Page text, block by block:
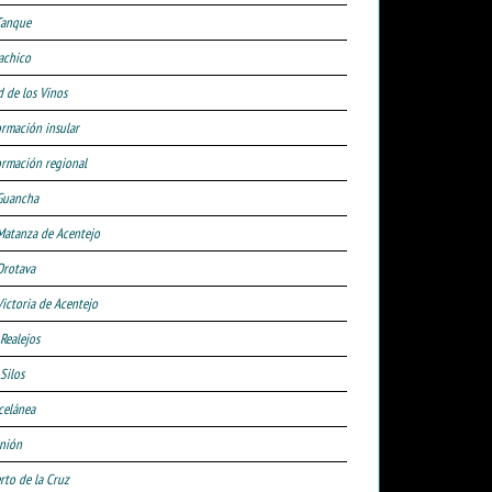
de los Vinos
insular
regional
de Acentejo
de Acentejo
de la Cruz